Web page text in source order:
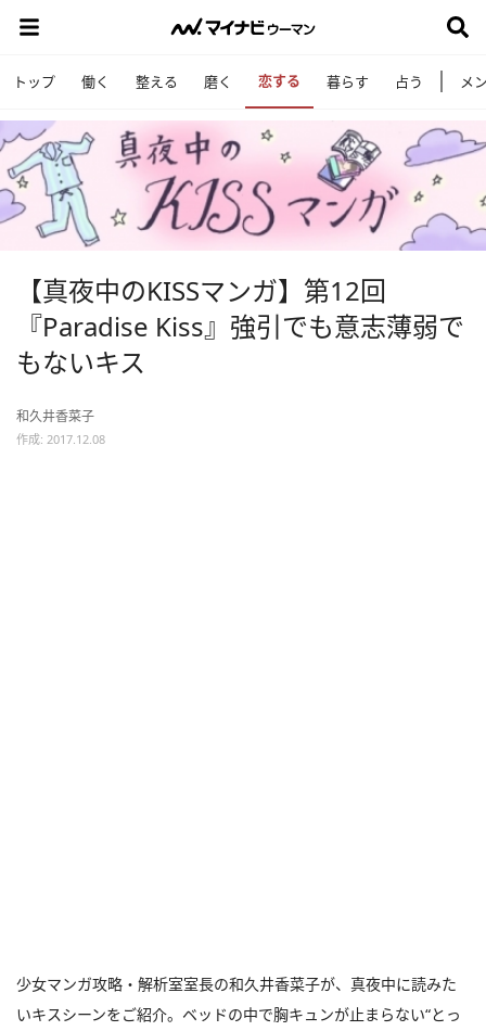
トップ 働く 整える 磨く 恋する 暮らす 占う メ
【真夜中のKISSマンガ】第12回
『Paradise Kiss』強引でも意志薄弱で
もないキス
和久井香菜子
作成: 2017.12.08
少女マンガ攻略・解析室室長の和久井香菜子が、真夜中に読みた
いキスシーンをご紹介。ベッドの中で胸キュンが止まらない“とっ